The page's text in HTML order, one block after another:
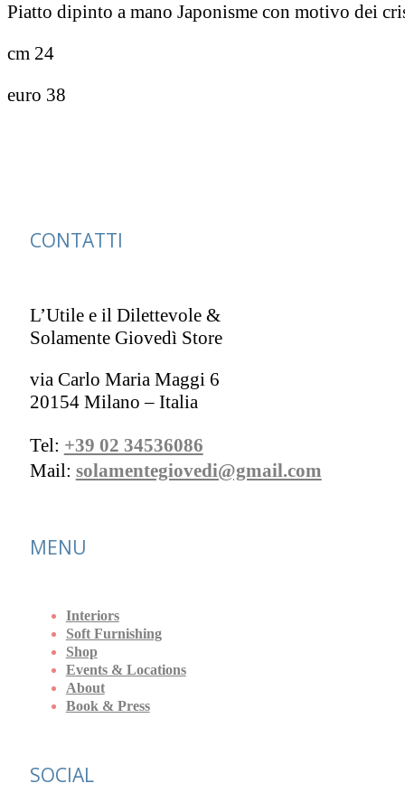
Piatto dipinto a mano Japonisme con motivo dei
cm 24
euro 38
CONTATTI
L’Utile e il Dilettevole &
Solamente Giovedì Store
via Carlo Maria Maggi 6
20154 Milano – Italia
Tel: +39 02 34536086
Mail: solamentegiovedi@gmail.com
MENU
Interiors
Soft Furnishing
Shop
Events & Locations
About
Book & Press
SOCIAL